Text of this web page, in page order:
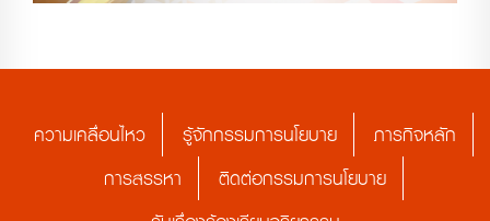
ความเคลื่อนไหว รู้จักกรรมการนโยบาย
ภารกิจหลัก
การสรรหา
ติดต่อกรรมการนโยบาย